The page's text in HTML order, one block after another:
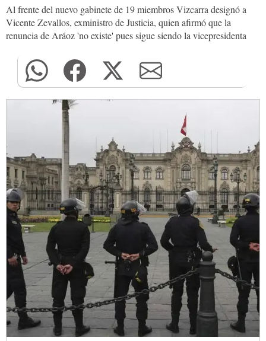
Al frente del nuevo gabinete de 19 miembros Vizcarra designó a
Vicente Zevallos, exministro de Justicia, quien afirmó que la
renuncia de Aráoz 'no existe' pues sigue siendo la vicepresidenta